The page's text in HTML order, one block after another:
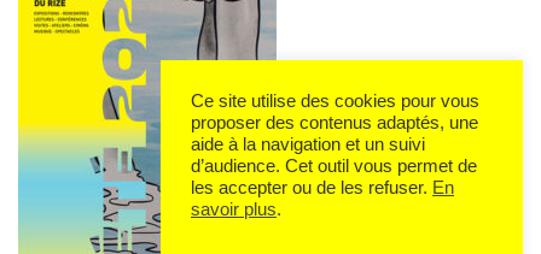
Ce site utilise des cookies pour vous
proposer des contenus adaptés, une
aide à la navigation et un suivi
d’audience. Cet outil vous permet de
les accepter ou de les refuser. En
savoir plus.